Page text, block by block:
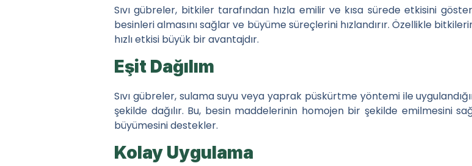
Doğru Gübre Seçimi
Düzenli Uygulama
Sulama ile Entegre Kullanım
Bitkilerde Demir ve Mangan Antagonizması (Çatışması): Nedenleri ve
Bitki Besleme Programınızda Çinko ve Fosfor Antagonizması
Sıvı gübreler, bitkiler tarafından hızla emilir ve kısa sürede etkisini
besinleri almasını sağlar ve büyüme süreçlerini hızlandırır. Özellikle
hızlı etkisi büyük bir avantajdır.
Eşit Dağılım
Sıvı gübreler, sulama suyu veya yaprak püskürtme yöntemi ile
şekilde dağılır. Bu, besin maddelerinin homojen bir şekilde emilmesini
büyümesini destekler.
Kolay Uygulama